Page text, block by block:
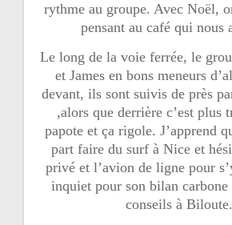
rythme au groupe. Avec Noël,
pensant au café qui nous
Le long de la voie ferrée, le
et James en bons meneurs
devant, ils sont suivis de près
,alors que derrière c’est plus
papote et ça rigole. J’apprend
part faire du surf à Nice et
privé et l’avion de ligne pour
inquiet pour son bilan carbone
conseils à Biloute.